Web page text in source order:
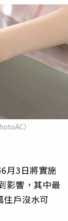
）
月3日將實施
影響，其中最
住戶沒水可